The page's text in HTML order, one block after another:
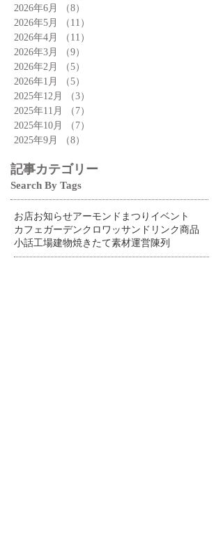
2026年6月
（8）
2026年5月
（11）
2026年4月
（11）
2026年3月
（9）
2026年2月
（5）
2026年1月
（5）
2025年12月
（3）
2025年11月
（7）
2025年10月
（7）
2025年9月
（8）
記事カテゴリー
Search By Tags
お店お知らせアーモンドまつり イベント
カフェ ガーデンクロワッサン ドリンク商品
小話工場建物焼きたて素材運営陳列